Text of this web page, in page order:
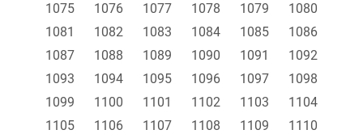
1075
1076 1077 1078 1079
1080
1081
1082 1083 1084 1085
1086
1087
1088 1089 1090 1091
1092
1093
1094 1095 1096 1097
1098
1099
1100 1101 1102 1103
1104
1105
1106 1107 1108 1109
1110